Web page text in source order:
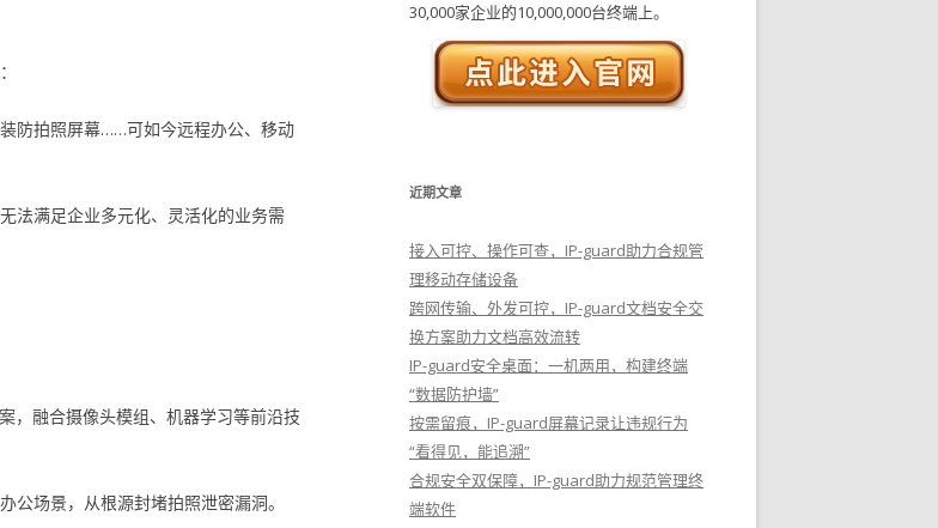
防拍照屏幕……可如今远程办公、移动
法满足企业多元化、灵活化的业务需
，融合摄像头模组、机器学习等前沿技
公场景，从根源封堵拍照泄密漏洞。
30,000家企业的10,000,000台终端上。
近期文章
接入可控、操作可查，IP-guard助力合规管
理移动存储设备
跨网传输、外发可控，IP-guard文档安全交
换方案助力文档高效流转
IP-guard安全桌面：一机两用，构建终端
“数据防护墙”
按需留痕，IP-guard屏幕记录让违规行为
“看得见，能追溯”
合规安全双保障，IP-guard助力规范管理终
端软件